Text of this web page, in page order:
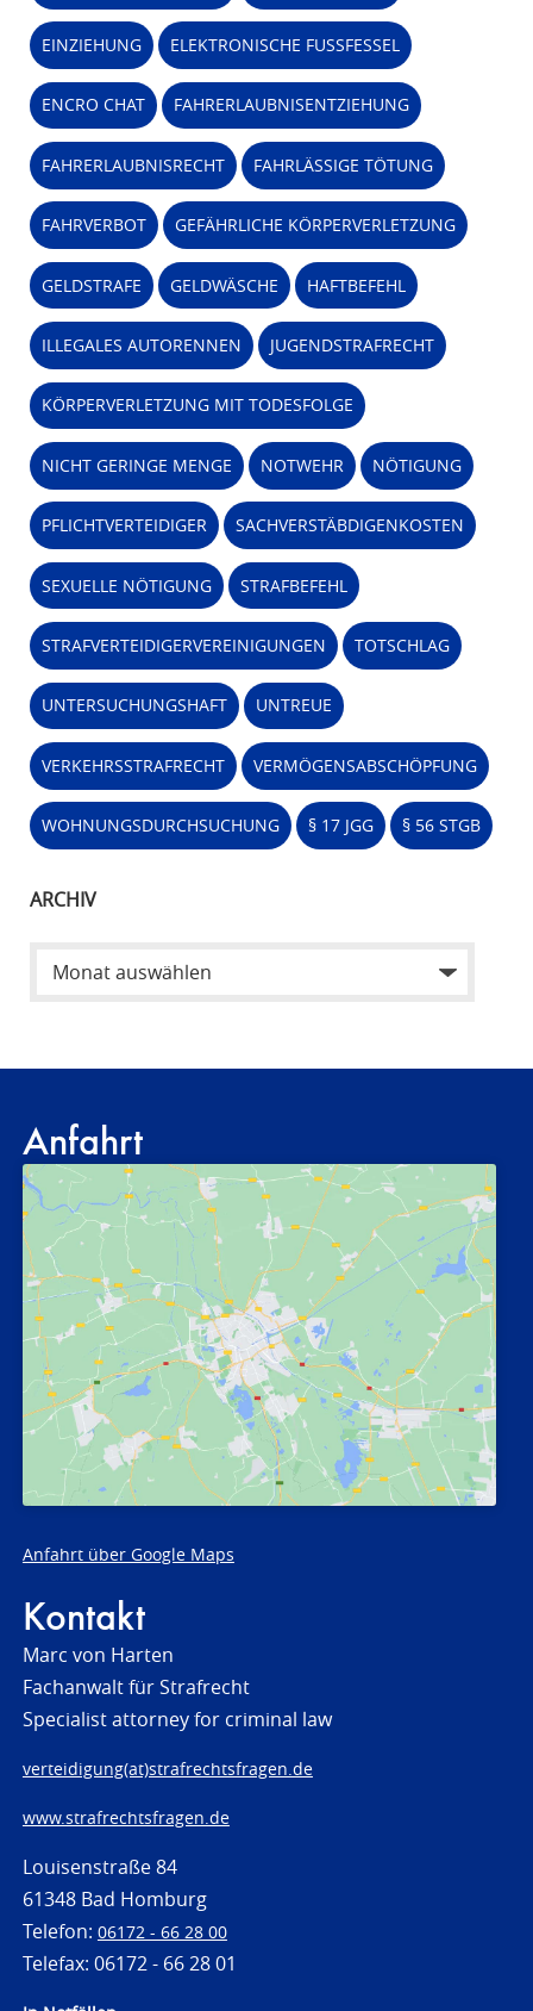
EINZIEHUNG ELEKTRONISCHE FUSSFESSEL
ENCRO CHAT FAHRERLAUBNISENTZIEHUNG
FAHRERLAUBNISRECHT FAHRLÄSSIGE TÖTUNG
FAHRVERBOT GEFÄHRLICHE KÖRPERVERLETZUNG
GELDSTRAFE GELDWÄSCHE HAFTBEFEHL
ILLEGALES AUTORENNEN JUGENDSTRAFRECHT
KÖRPERVERLETZUNG MIT TODESFOLGE
NICHT GERINGE MENGE NOTWEHR NÖTIGUNG
PFLICHTVERTEIDIGER SACHVERSTÄBDIGENKOSTEN
SEXUELLE NÖTIGUNG STRAFBEFEHL
STRAFVERTEIDIGERVEREINIGUNGEN TOTSCHLAG
UNTERSUCHUNGSHAFT UNTREUE
VERKEHRSSTRAFRECHT VERMÖGENSABSCHÖPFUNG
WOHNUNGSDURCHSUCHUNG § 17 JGG § 56 STGB
ARCHIV
Anfahrt
Anfahrt über Google Maps
Kontakt
Marc von Harten
Fachanwalt für Strafrecht
Specialist attorney for criminal law
verteidigung(at)strafrechtsfragen.de
www.strafrechtsfragen.de
Louisenstraße 84
61348 Bad Homburg
Telefon: 06172 - 66 28 00
Telefax: 06172 - 66 28 01